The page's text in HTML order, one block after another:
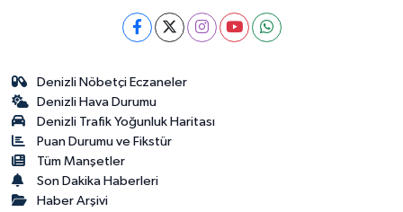
Denizli Nöbetçi Eczaneler
Denizli Hava Durumu
Denizli Trafik Yoğunluk Haritası
Puan Durumu ve Fikstür
Tüm Manşetler
Son Dakika Haberleri
Haber Arşivi